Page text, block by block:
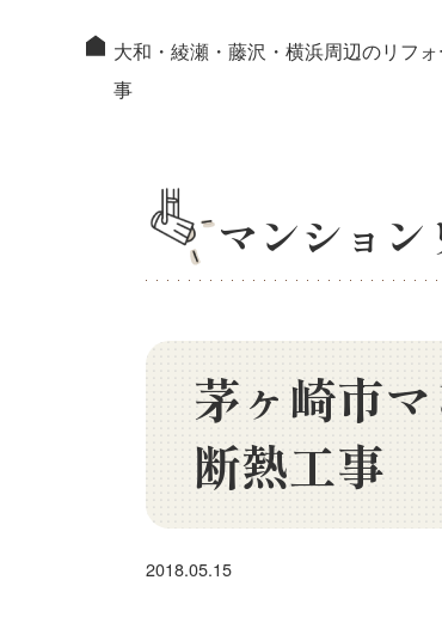
大和・綾瀬・藤沢・横浜周辺のリフ
事
マンション
茅ヶ崎市
断熱工事
2018.05.15